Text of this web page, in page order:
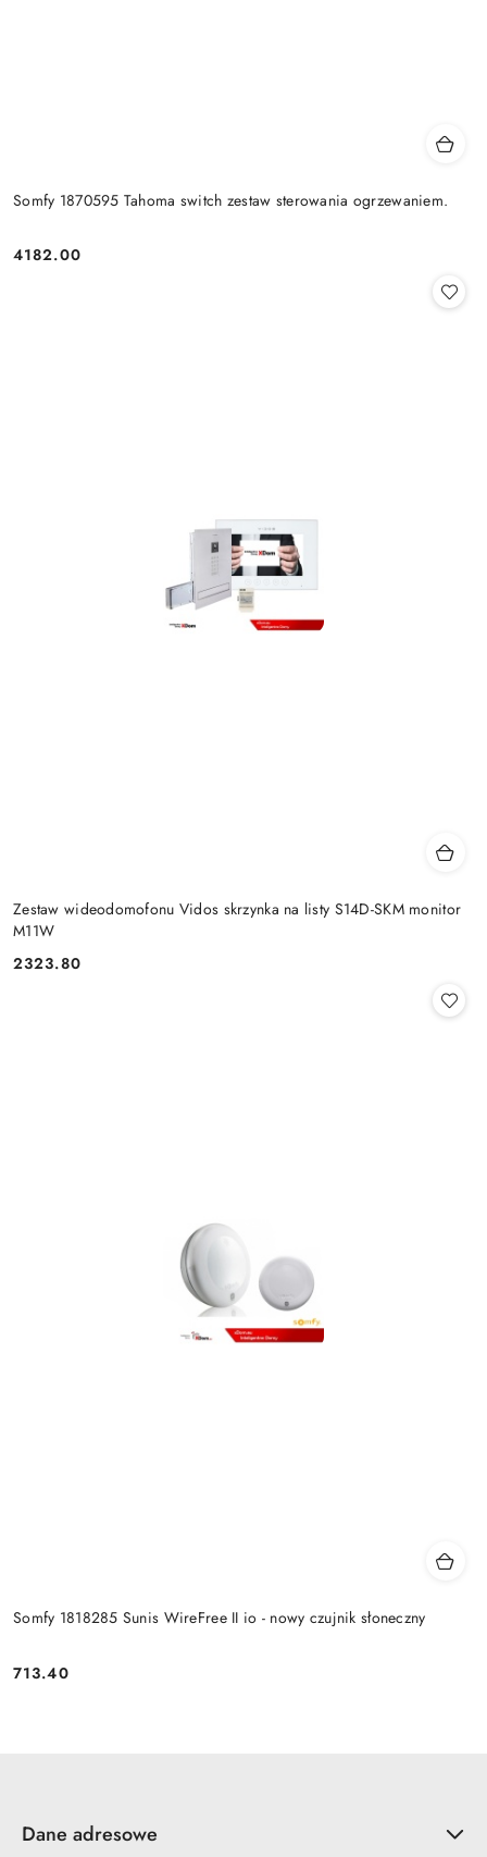
Somfy 1870595 Tahoma switch zestaw sterowania ogrzewaniem.
Cena:
4182.00
Zestaw wideodomofonu Vidos skrzynka na listy S14D-SKM monitor
M11W
Cena:
2323.80
Somfy 1818285 Sunis WireFree II io - nowy czujnik słoneczny
Cena:
713.40
Dane adresowe